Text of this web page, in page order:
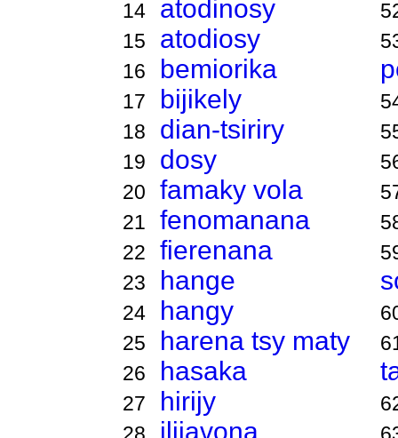
14 atodinosy
15 atodiosy
16 bemiorika
17 bijikely
18 dian-tsiriry
19 dosy
20 famaky vola
21 fenomanana
22 fierenana
23 hange
24 hangy
25 harena tsy maty
26 hasaka
27 hirijy
ilijavona